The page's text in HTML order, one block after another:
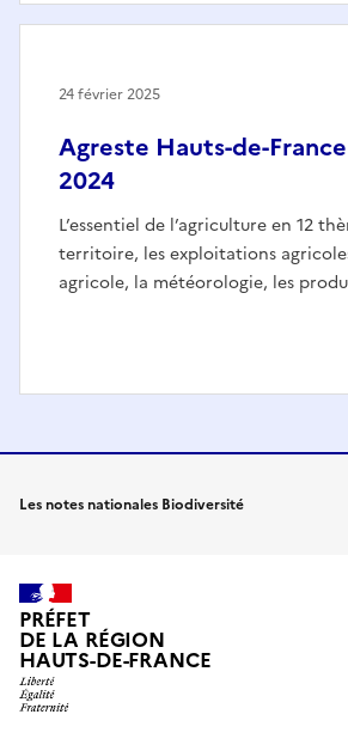
Agreste Hauts-de-
2024
L’essentiel de l’agriculture en 12
territoire, les exploitations
agricole, la météorologie, les
24 février 2025
Les notes nationales Biodiversité
PRÉFET
DE LA RÉGION
HAUTS-DE-FRANCE